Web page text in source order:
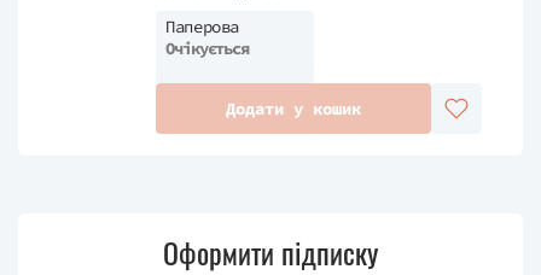
Паперова
Очікується
Додати у кошик
Оформити підписку